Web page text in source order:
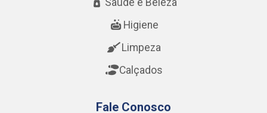
Saúde e Beleza
Higiene
Limpeza
Calçados
Fale Conosco